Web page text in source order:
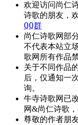
欢迎访问尚仁
诗歌的朋友，
QQ群
尚仁诗歌网部
不代表本站立
歌网所有作品
关于不同作品
后，仅通知一
询。
牛寺诗歌网已
网&尚仁诗歌
尊敬的作者朋